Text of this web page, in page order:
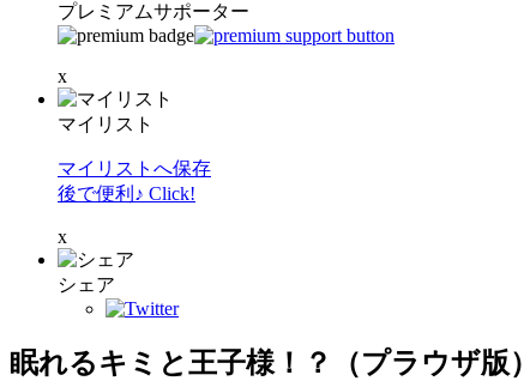
プレミアムサポーター
x
マイリスト
マイリストへ保存
後で便利♪ Click!
x
シェア
眠れるキミと王子様！？（プラウザ版）